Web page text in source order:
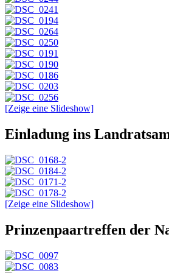
[Zeige eine Slideshow]
Einladung ins
[Zeige eine Slideshow]
Prinzenpaartreffen der